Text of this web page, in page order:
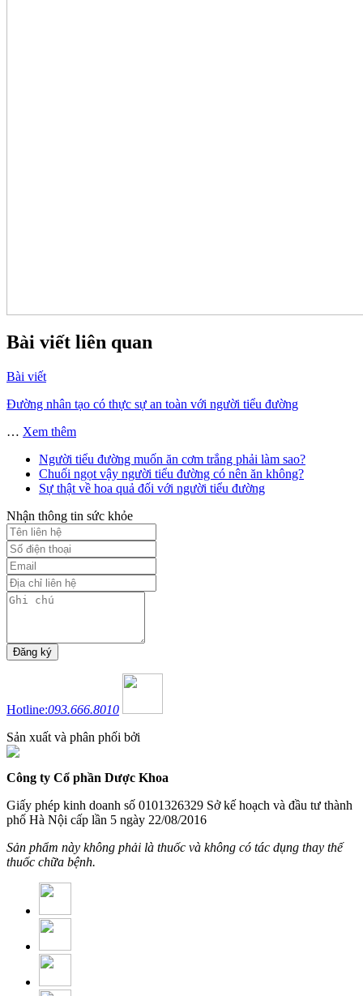
Bài viết liên quan
Bài viết
Đường nhân tạo có thực sự an toàn với người tiểu đường
… Xem thêm
Người tiểu đường muốn ăn cơm trắng phải làm sao?
Chuối ngọt vậy người tiểu đường có nên ăn không?
Sự thật về hoa quả đối với người tiểu đường
Nhận thông tin sức khỏe
Hotline:093.666.8010
Sản xuất và phân phối bởi
Công ty Cổ phần Dược Khoa
Giấy phép kinh doanh số 0101326329 Sở kế hoạch và đầu tư thành
phố Hà Nội cấp lần 5 ngày 22/08/2016
Sản phẩm này không phải là thuốc và không có tác dụng thay thế
thuốc chữa bệnh.